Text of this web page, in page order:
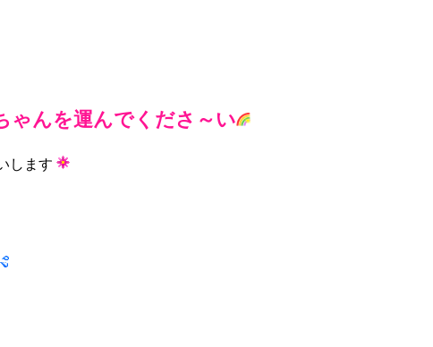
ゃんを運んでくださ～い
します